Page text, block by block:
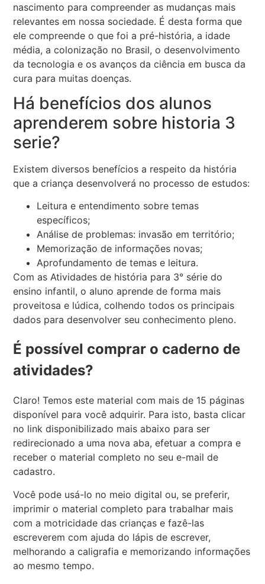
nascimento para compreender as mudanças mais
relevantes em nossa sociedade. É desta forma que
ele compreende o que foi a pré-história, a idade
média, a colonização no Brasil, o desenvolvimento
da tecnologia e os avanços da ciência em busca da
cura para muitas doenças.
Há benefícios dos alunos
aprenderem sobre historia 3
serie?
Existem diversos benefícios a respeito da história
que a criança desenvolverá no processo de estudos:
Leitura e entendimento sobre temas
específicos;
Análise de problemas: invasão em território;
Memorização de informações novas;
Aprofundamento de temas e leitura.
Com as Atividades de história para 3° série do
ensino infantil, o aluno aprende de forma mais
proveitosa e lúdica, colhendo todos os principais
dados para desenvolver seu conhecimento pleno.
É possível comprar o caderno de
atividades?
Claro! Temos este material com mais de 15 páginas
disponível para você adquirir. Para isto, basta clicar
no link disponibilizado mais abaixo para ser
redirecionado a uma nova aba, efetuar a compra e
receber o material completo no seu e-mail de
cadastro.
Você pode usá-lo no meio digital ou, se preferir,
imprimir o material completo para trabalhar mais
com a motricidade das crianças e fazê-las
escreverem com ajuda do lápis de escrever,
melhorando a caligrafia e memorizando informações
ao mesmo tempo.